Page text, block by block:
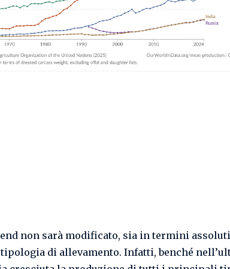
non sarà modificato, sia in termini
di allevamento. Infatti, benché